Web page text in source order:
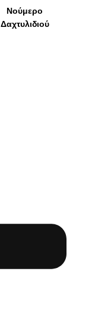
Νούμερο
Δαχτυλιδιού